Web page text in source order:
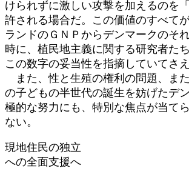
けられずに激しい攻撃を加えるのを
許される場合だ。この価値のすべて
ランドのＧＮＰからデンマークのそ
時に、植民地主義に関する研究者た
この数字の妥当性を指摘していてさえ
また、性と生殖の権利の問題、ま
の子どもの半世代の誕生を妨げたデ
極的な努力にも、特別な焦点が当て
ない。
現地住民の独立
への全面支援へ